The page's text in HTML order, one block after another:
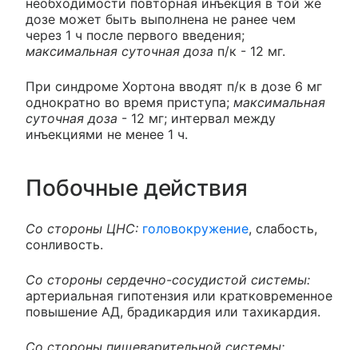
необходимости повторная инъекция в той же
дозе может быть выполнена не ранее чем
через 1 ч после первого введения;
максимальная суточная доза п/к - 12 мг.
При синдроме Хортона вводят п/к в дозе 6 мг
однократно во время приступа; максимальная
суточная доза - 12 мг; интервал между
инъекциями не менее 1 ч.
Побочные действия
Со стороны ЦНС: головокружение, слабость,
сонливость.
Со стороны сердечно-сосудистой системы:
артериальная гипотензия или кратковременное
повышение АД, брадикардия или тахикардия.